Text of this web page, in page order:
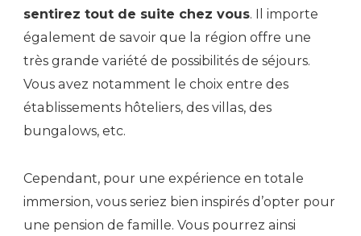
sentirez tout de suite chez vous. Il importe
également de savoir que la région offre une
très grande variété de possibilités de séjours.
Vous avez notamment le choix entre des
établissements hôteliers, des villas, des
bungalows, etc.
Cependant, pour une expérience en totale
immersion, vous seriez bien inspirés d’opter pour
une pension de famille. Vous pourrez ainsi